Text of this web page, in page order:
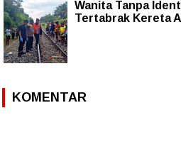
Wanita Tanpa
Tertabrak Kereta
KOMENTAR